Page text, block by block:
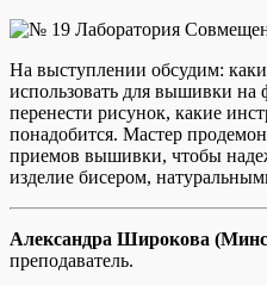
На выступлении обсудим:
использовать для вышивки на
перенести рисунок, какие
понадобится. Мастер
приемов вышивки, чтобы
изделие бисером,
Александра Широкова
преподаватель.